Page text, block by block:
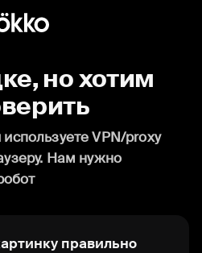
но хотим
VPN/proxy
Нам нужно
правильно